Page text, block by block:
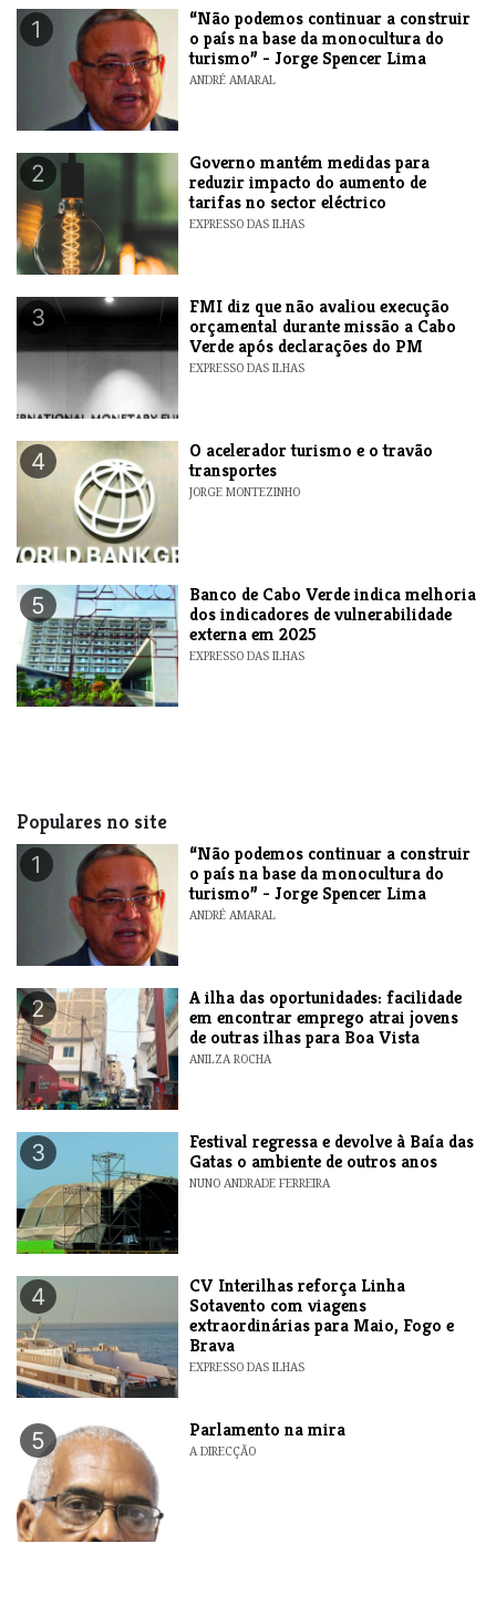
1
“Não podemos continuar a construir
o país na base da monocultura do
turismo” - Jorge Spencer Lima
ANDRÉ AMARAL
2
Governo mantém medidas para
reduzir impacto do aumento de
tarifas no sector eléctrico
EXPRESSO DAS ILHAS
3
FMI diz que não avaliou execução
orçamental durante missão a Cabo
Verde após declarações do PM
EXPRESSO DAS ILHAS
4
O acelerador turismo e o travão
transportes
JORGE MONTEZINHO
5
Banco de Cabo Verde indica melhoria
dos indicadores de vulnerabilidade
externa em 2025
EXPRESSO DAS ILHAS
Populares no site
1
“Não podemos continuar a construir
o país na base da monocultura do
turismo” - Jorge Spencer Lima
ANDRÉ AMARAL
2
A ilha das oportunidades: facilidade
em encontrar emprego atrai jovens
de outras ilhas para Boa Vista
ANILZA ROCHA
3
Festival regressa e devolve à Baía das
Gatas o ambiente de outros anos
NUNO ANDRADE FERREIRA
4
​CV Interilhas reforça Linha
Sotavento com viagens
extraordinárias para Maio, Fogo e
Brava
EXPRESSO DAS ILHAS
5 Parlamento na mira
A DIRECÇÃO